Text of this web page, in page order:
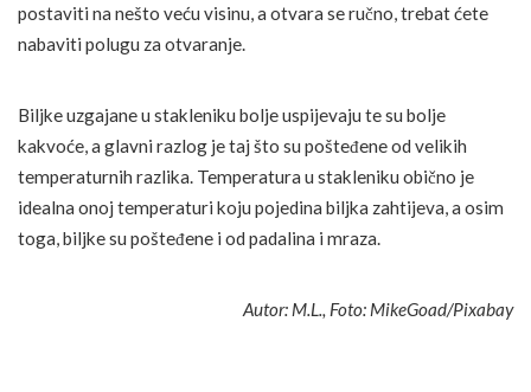
postaviti na nešto veću visinu, a otvara se ručno, trebat ćete
nabaviti polugu za otvaranje.
Biljke uzgajane u stakleniku bolje uspijevaju te su bolje
kakvoće, a glavni razlog je taj što su pošteđene od velikih
temperaturnih razlika. Temperatura u stakleniku obično je
idealna onoj temperaturi koju pojedina biljka zahtijeva, a osim
toga, biljke su pošteđene i od padalina i mraza.
Autor: M.L., Foto: MikeGoad/Pixabay